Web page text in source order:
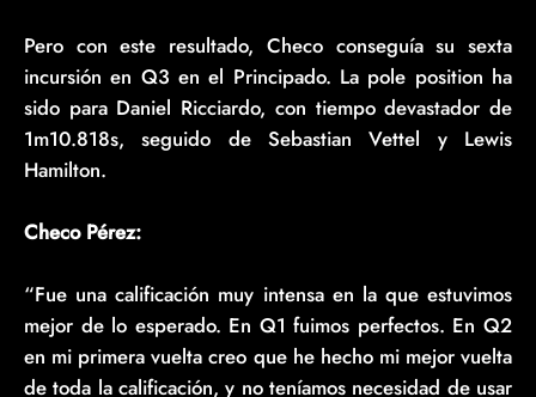
Pero con este resultado, Checo conseguía su sexta
incursión en Q3 en el Principado. La pole position ha
sido para Daniel Ricciardo, con tiempo devastador de
1m10.818s, seguido de Sebastian Vettel y Lewis
Hamilton.
Checo Pérez:
“Fue una calificación muy intensa en la que estuvimos
mejor de lo esperado. En Q1 fuimos perfectos. En Q2
en mi primera vuelta creo que he hecho mi mejor vuelta
de toda la calificación, y no teníamos necesidad de usar